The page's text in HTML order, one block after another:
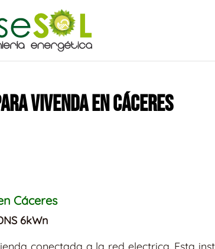
VIVENDA EN CÁCERES
Cáceres
6kWn